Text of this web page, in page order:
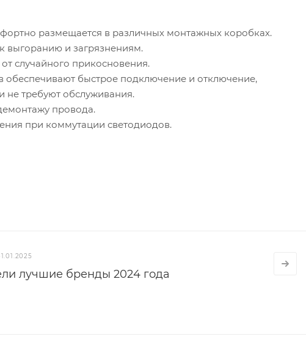
размещается в различных монтажных коробках.
выгоранию и загрязнениям.
случайного прикосновения.
быстрое подключение и отключение,
не требуют обслуживания.
провода.
при коммутации светодиодов.
лучшие бренды 2024 года